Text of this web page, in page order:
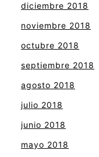
diciembre 2018
noviembre 2018
octubre 2018
septiembre 2018
agosto 2018
julio 2018
junio 2018
mayo 2018